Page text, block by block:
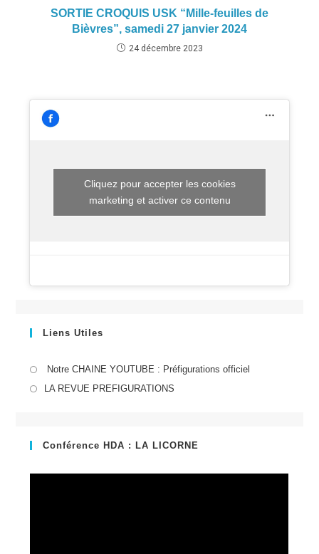
SORTIE CROQUIS USK “Mille-feuilles de
Bièvres”, samedi 27 janvier 2024
24 décembre 2023
Cliquez pour accepter les cookies
marketing et activer ce contenu
Liens Utiles
Notre CHAINE YOUTUBE : Préfigurations officiel
LA REVUE PREFIGURATIONS
nouvel
Conférence HDA : LA LICORNE